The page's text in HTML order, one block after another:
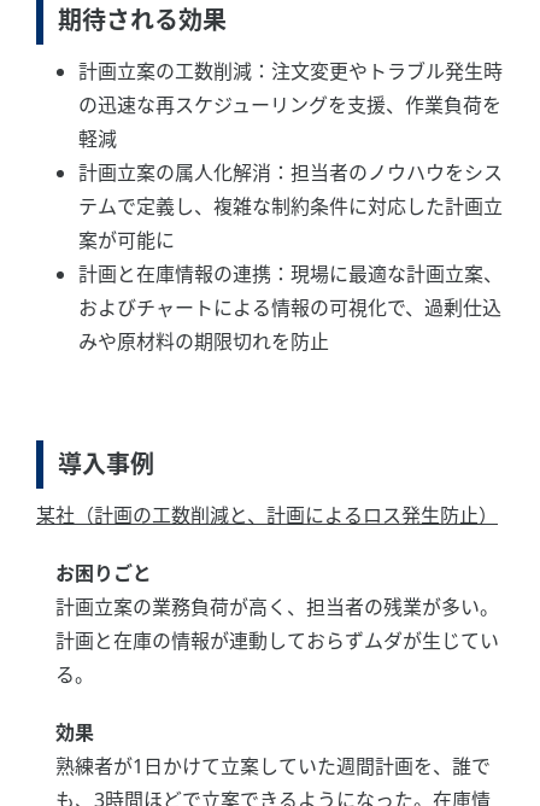
期待される効果
計画立案の工数削減：注文変更やトラブル発生時
の迅速な再スケジューリングを支援、作業負荷を
軽減
計画立案の属人化解消：担当者のノウハウをシス
テムで定義し、複雑な制約条件に対応した計画立
案が可能に
計画と在庫情報の連携：現場に最適な計画立案、
およびチャートによる情報の可視化で、過剰仕込
みや原材料の期限切れを防止
導入事例
某社（計画の工数削減と、計画によるロス発生防止）
お困りごと
計画立案の業務負荷が高く、担当者の残業が多い。
計画と在庫の情報が連動しておらずムダが生じてい
る。
効果
熟練者が1日かけて立案していた週間計画を、誰で
も、3時間ほどで立案できるようになった。在庫情